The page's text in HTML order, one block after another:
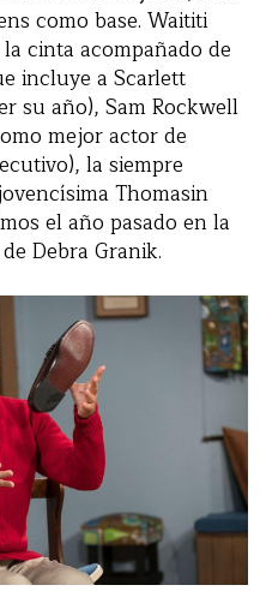
como base. Waititi
cinta acompañado de
incluye a Scarlett
su año), Sam Rockwell
mejor actor de
la siempre
Thomasin
el año pasado en la
Debra Granik.